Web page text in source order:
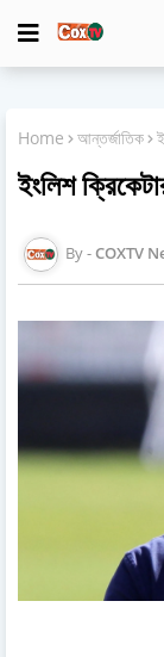
Home আন্তর্জাতিক
ইংলিশ
COXTV